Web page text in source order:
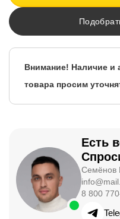
Внимание! Наличие и
товара просим
Есть
Семёнов
8 800